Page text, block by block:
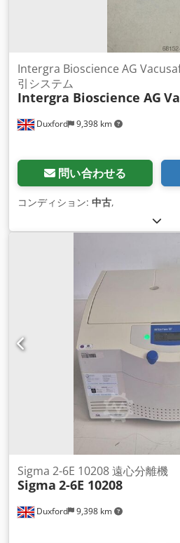
Duxford 9,398 km
Intergra Bioscience AG
引システム
Intergra Bioscience AG
問い合わせる
コンディション: 中古,
Duxford 9,398 km
Sigma 2-6E 10208 遠心分離機
Sigma 2-6E 10208